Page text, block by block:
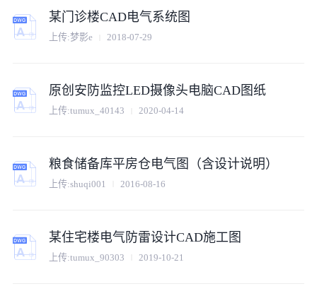
某门诊楼CAD电气系统图
上传:梦影e 2018-07-29
原创安防监控LED摄像头电脑CAD图纸
上传:tumux_40143 2020-04-14
粮食储备库平房仓电气图（含设计说明）
上传:shuqi001 2016-08-16
某住宅楼电气防雷设计CAD施工图
上传:tumux_90303 2019-10-21